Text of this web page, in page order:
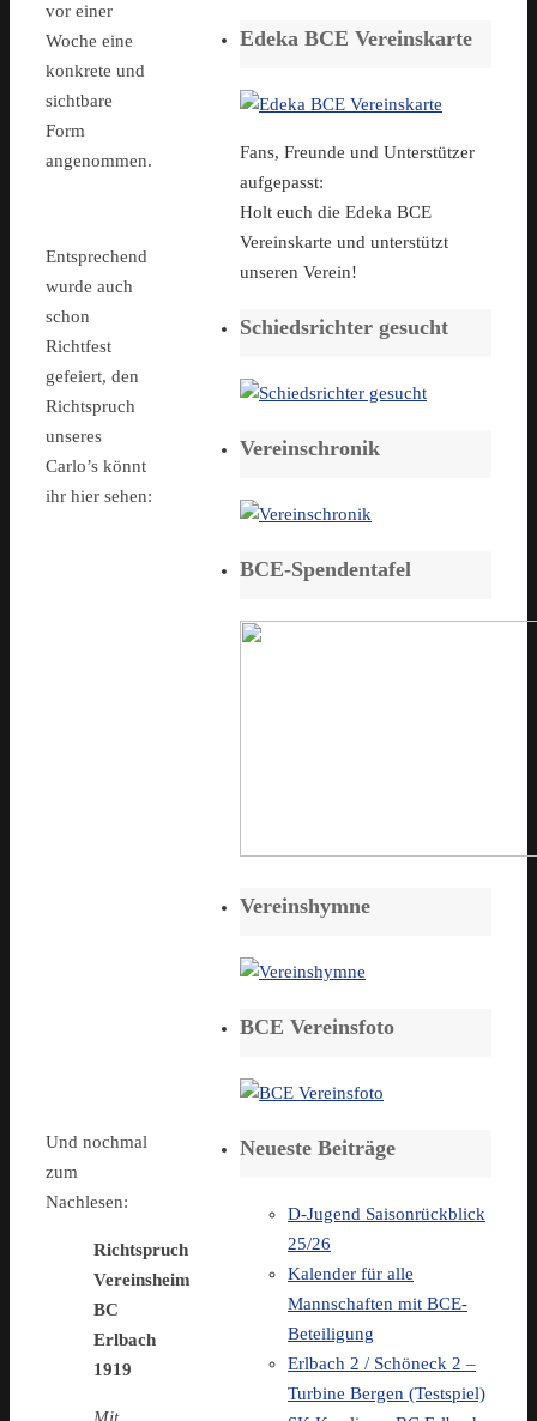
vor einer
Woche eine
konkrete und
sichtbare
Form
angenommen.
Entsprechend
wurde auch
schon
Richtfest
gefeiert, den
Richtspruch
unseres
Carlo’s könnt
ihr hier sehen:
Und nochmal
zum
Nachlesen:
Richtspruch
Vereinsheim
BC
Erlbach
1919
Edeka BCE Vereinskarte
Fans, Freunde und Unterstützer
aufgepasst:
Holt euch die Edeka BCE
Vereinskarte und unterstützt
unseren Verein!
Schiedsrichter gesucht
Vereinschronik
BCE-Spendentafel
Vereinshymne
BCE Vereinsfoto
Neueste Beiträge
D-Jugend Saisonrückblick
25/26
Kalender für alle
Mannschaften mit BCE-
Beteiligung
Erlbach 2 / Schöneck 2 –
Turbine Bergen (Testspiel)